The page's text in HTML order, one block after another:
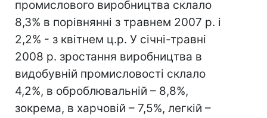
промислового виробництва склало
8,3% в порівнянні з травнем 2007 р. і
2,2% - з квітнем ц.р. У січні-травні
2008 р. зростання виробництва в
видобувній промисловості склало
4,2%, в оброблювальній – 8,8%,
зокрема, в харчовій – 7,5%, легкій –